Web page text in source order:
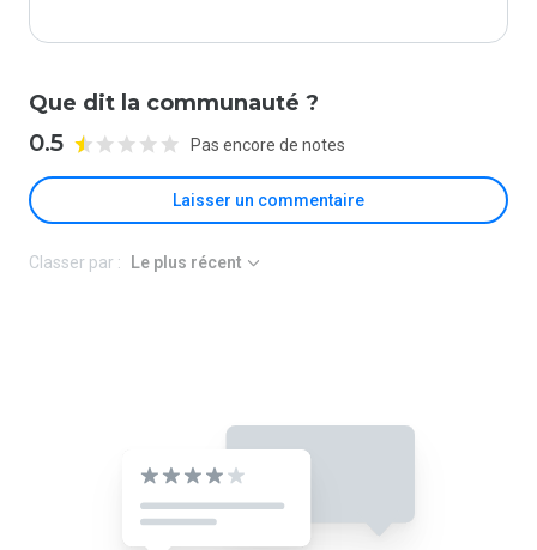
Que dit la communauté ?
0.5 Pas encore de notes
Laisser un commentaire
Classer par : Le plus récent